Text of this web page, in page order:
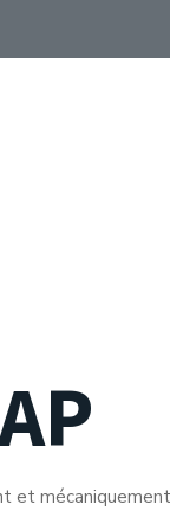
et mécaniquement